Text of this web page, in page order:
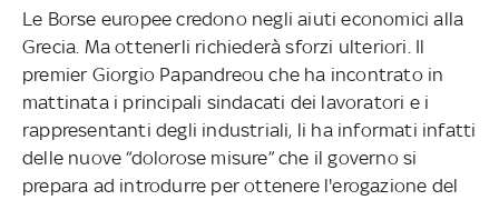
Le Borse europee credono negli aiuti economici alla
Grecia. Ma ottenerli richiederà sforzi ulteriori. Il
premier Giorgio Papandreou che ha incontrato in
mattinata i principali sindacati dei lavoratori e i
rappresentanti degli industriali, li ha informati infatti
delle nuove “dolorose misure” che il governo si
prepara ad introdurre per ottenere l'erogazione del